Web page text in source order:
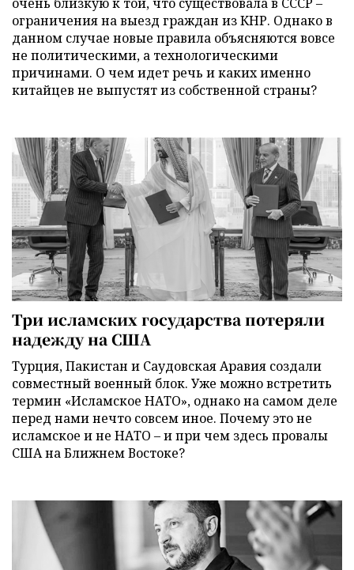
ограничения на выезд граждан из КНР. Однако в
данном случае новые правила объясняются вовсе
не политическими, а технологическими
причинами. О чем идет речь и каких именно
китайцев не выпустят из собственной страны?
Три исламских государства потеряли
надежду на США
Турция, Пакистан и Саудовская Аравия создали
совместный военный блок. Уже можно встретить
термин «Исламское НАТО», однако на самом деле
перед нами нечто совсем иное. Почему это не
исламское и не НАТО – и при чем здесь провалы
США на Ближнем Востоке?